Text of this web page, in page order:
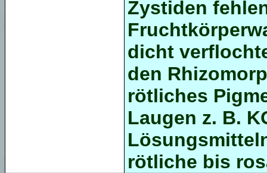
Zystiden
dicht
den
rötliches
Laugen z. B.
rötliche bis